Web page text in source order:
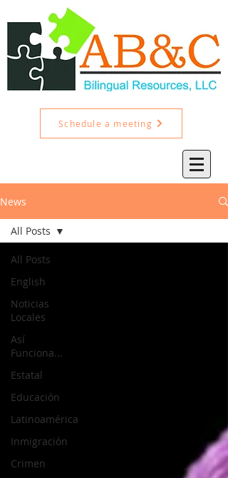
Schedule a meeting
News
All Posts
English
Noticias
Locales
Así
Funciona...
Estatal
Educación
Latinoamérica
Inmigración
Crimen
All Posts